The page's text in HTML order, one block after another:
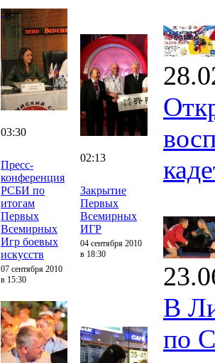
03:30
Пресс-
конференция
РСБИ по
итогам
Первых
Всемирных
Игр боевых
искусств
07 сентября 2010
в 15:30
02:13
Закрытие
Первых
Всемирных
ИГР
04 сентября 2010
в 18:30
В
по